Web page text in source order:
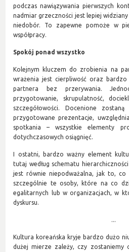
podczas nawiązywania pierwszych
nadmiar grzeczności jest lepiej
niedobór. To zapewne pomoże w
współpracy.
Spokój ponad wszystko
Kolejnym kluczem do zrobienia na
wrażenia jest cierpliwość oraz bardzo
partnera bez przerywania.
przygotowanie, skrupulatność,
szczegółowości. Docenione
przygotowane prezentacje,
spotkania – wszystkie elementy
dotychczasowych osiągnięć.
I ostatni, bardzo ważny element
tutaj według schematu
jest równie niepodważalna, jak to,
szczególnie te osoby, które na co
egalitarnych lub w organizacjach, w
dyskursu.
...
Kultura koreańska kryje bardzo dużo
dużej mierze zależy, czy zostaniemy